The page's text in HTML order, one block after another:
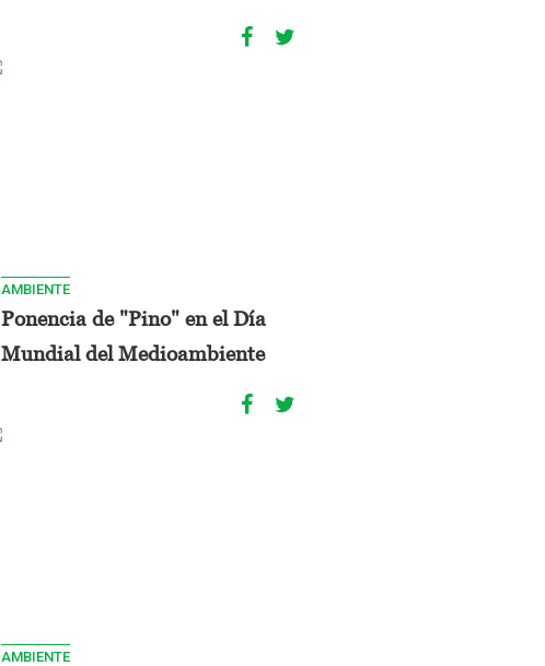
AMBIENTE
Ponencia de "Pino" en el Día
Mundial del Medioambiente
AMBIENTE